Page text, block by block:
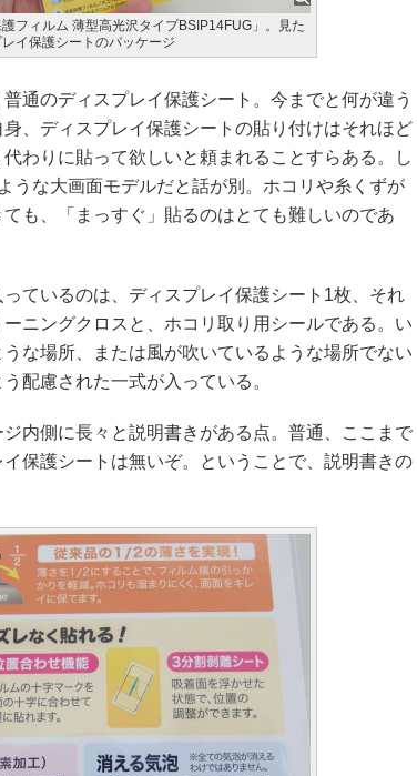
護フィルム 薄型高光沢タイプBSIP14FUG」。見た
イ保護シートのパッケージ
通のディスプレイ保護シート。今までと何が違う
、ディスプレイ保護シートの貼り付けはそれほど
わりに貼って欲しいと頼まれることすらある。し
うな大画面モデルだと話が別。ホコリや糸くずが
も、「まっすぐ」貼るのはとても難しいのであ
ているのは、ディスプレイ保護シート1枚、それ
ニングクロスと、ホコリ取り用シールである。い
な場所、または風が吹いているような場所でない
配慮された一式が入っている。
内側に長々と説明書きがある点。普通、ここまで
保護シートは無いぞ。ということで、説明書きの